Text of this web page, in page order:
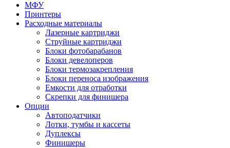
МФУ
Принтеры
Расходные материалы
Лазерные картриджи
Струйные картриджи
Блоки фотобарабанов
Блоки девелоперов
Блоки термозакрепления
Блоки переноса изображения
Емкости для отработки
Скрепки для финишера
Опции
Автоподатчики
Лотки, тумбы и кассеты
Дуплексы
Финишеры